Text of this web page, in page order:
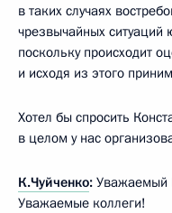
в таких случаях
чрезвычайных
поскольку происходит
и исходя из этого
Хотел бы спросить
в целом у нас
К.Чуйченко: Уважаемый
Уважаемые коллеги!